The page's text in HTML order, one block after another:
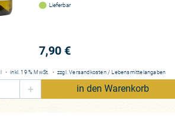
Lieferbar
7,90 €
・inkl. 19 % MwSt. ・ zzgl.Versandkosten / Lebensmittelangaben
+ in den Warenkorb